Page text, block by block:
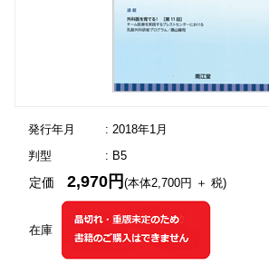
発行年月
: 2018年1月
判型
: B5
在庫
定価2,970円(本体2,700円 ＋ 税)